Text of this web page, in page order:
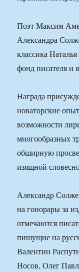
Поэт Максим
Александра
классика
фонд писателя и
Награда
новаторские
возможности
многообразных
обширную
изящной
Александр
на гонорары за
отмечаются
пишущие на
Валентин
Носов, Олег